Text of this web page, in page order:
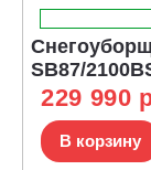
SB87/
229 990
В корзину